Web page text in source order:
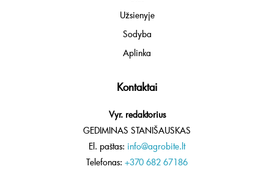
Užsienyje
Sodyba
Aplinka
Kontaktai
Vyr. redaktorius
GEDIMINAS STANIŠAUSKAS
El. paštas: info@agrobite.lt
Telefonas: +370 682 67186